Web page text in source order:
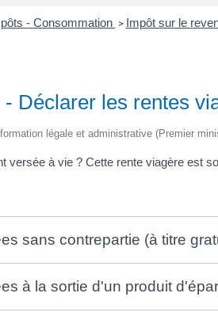
- Consommation > Impôt sur le
Déclarer les rentes
légale et administrative (Premier
versée à vie ? Cette rente viagère est
sans contrepartie (à titre
à la sortie d'un produit